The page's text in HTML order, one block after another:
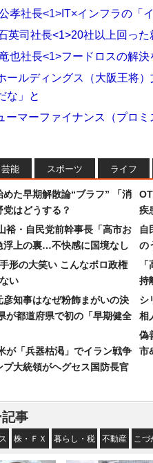
孝社長<1>IT×インフラの「
英司社長<1>20社以上回った
也社長<1>フードロスの解決
ールディングス（大阪王将
な」と
ーマーファイナンス（プロ
芸能 スポーツ ライフ
た早期解散論“ブラフ” 「消
はどうする？
裕・自民党前幹事長「高市お
浮上の裏…不快感に国境なし
形の大笑い こんなボロ政権
い
彦知事はなぜ粉飾まがいの決
が都道府県で初の「早期健全
が「兵器枯渇」でイラン戦争
大統領がヘグセス国防長官
疾
自
の
持
シ
相
偽
市
事
株・ＦＸ 暮らし・税 不動産 こづ